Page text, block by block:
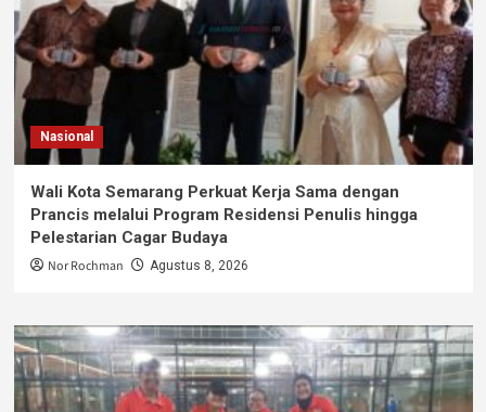
Nasional
Wali Kota Semarang Perkuat Kerja Sama dengan
Prancis melalui Program Residensi Penulis hingga
Pelestarian Cagar Budaya
Nor Rochman Agustus 8, 2026